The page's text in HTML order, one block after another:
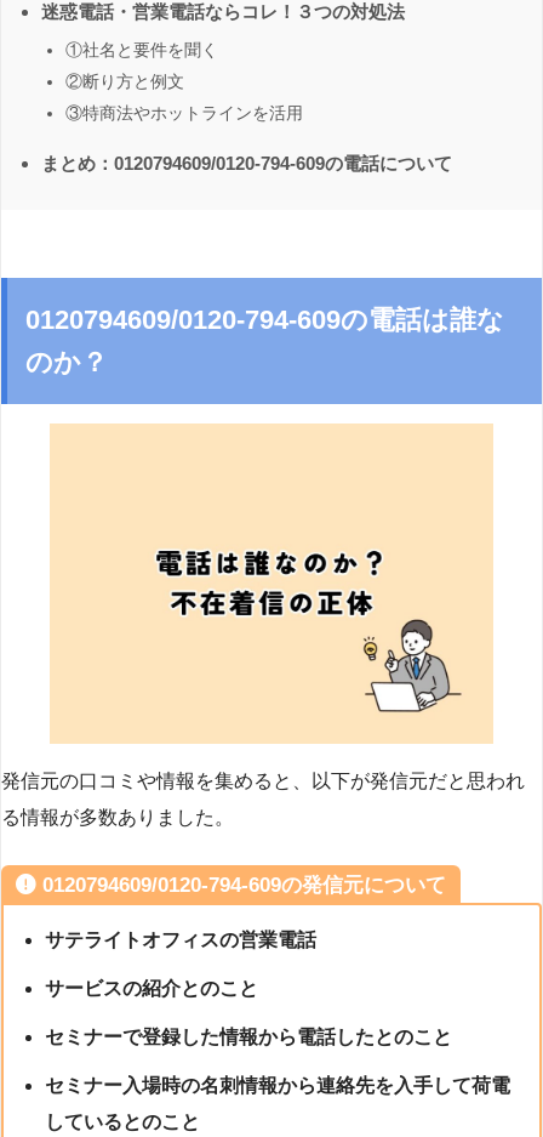
迷惑電話・営業電話ならコレ！３つの対処法
①社名と要件を聞く
②断り方と例文
③特商法やホットラインを活用
まとめ：0120794609/0120-794-609の電話について
0120794609/0120-794-609の電話は誰な
のか？
発信元の口コミや情報を集めると、以下が発信元だと思われ
る情報が多数ありました。
0120794609/0120-794-609の発信元について
サテライトオフィスの営業電話
サービスの紹介とのこと
セミナーで登録した情報から電話したとのこと
セミナー入場時の名刺情報から連絡先を入手して荷電
しているとのこと